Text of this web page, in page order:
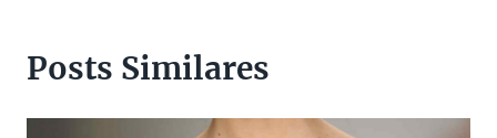
Posts Similares